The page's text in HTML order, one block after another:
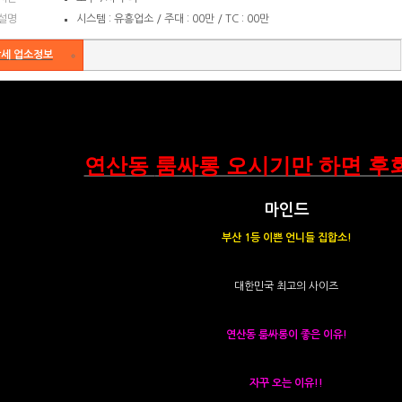
명
시스템 : 유흥업소 / 주대 : 00만 / TC : 00만
업소정보
연산동 룸싸롱 오시기만 하면 후
마인드
부산 1등 이쁜 언니들 집합소!
대한민국 최고의 사이즈
연산동 룸싸롱이 좋은 이유!
자꾸 오는 이유!!